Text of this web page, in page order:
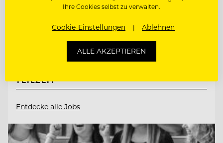
LEHRLING HOTEL- UND
GASTGEWERBEASSISTENT (M/D/W) HGA
TEILZEIT
Entdecke alle Jobs
Ihre Cookies selbst zu verwalten.
Cookie-Einstellungen Ablehnen
ALLE AKZEPTIEREN